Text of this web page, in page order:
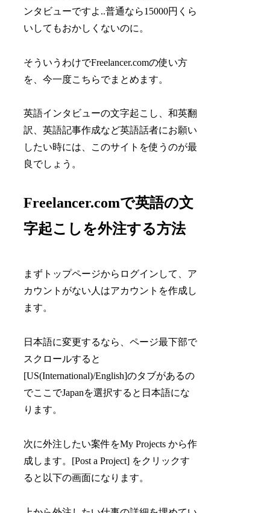
ンタビューですよ..普通なら15000円くら
いしてもおかしくないのに。
そういうわけでFreelancer.comの使い方
を、今一度こちらでまとめます。
英語インタビューの文字起こし、和英翻
訳、英語記事作成など英語話者にお願い
したい時には、このサイトを使うのが最
良でしょう。
Freelancer.comで英語の文
字起こしを外注する方法
まずトップページからログインして、ア
カウントがない人はアカウントを作成し
ます。
日本語に変更するなら、ページ最下部で
スクロールすると
[US(International)/English]のタブがあるの
でここでJapanを選択すると日本語にな
ります。
次に外注したい案件をMy Projects から作
成します。[Post a Project] をクリックす
ると以下の画面になります。